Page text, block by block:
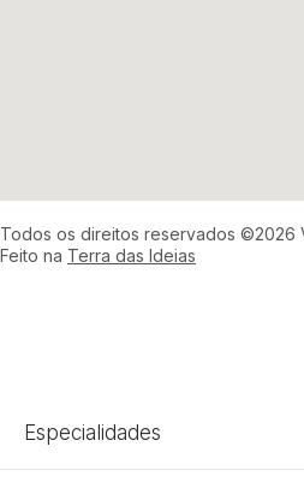
Todos os direitos reservados ©2026
Feito na Terra das Ideias
Especialidades